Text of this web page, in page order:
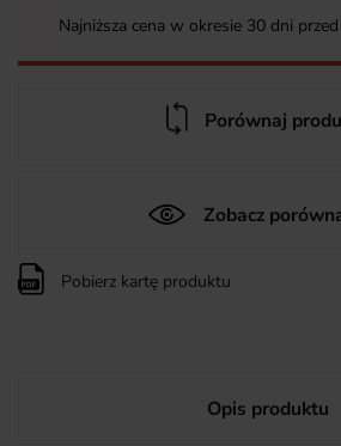
Najniższa cena w okresie 30 dni
Porównaj
Zobacz
Pobierz kartę produktu
Opis produktu